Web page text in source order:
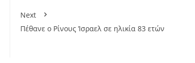
Next
Πέθανε ο Ρίνους Ίσραελ σε ηλικία 83 ετών